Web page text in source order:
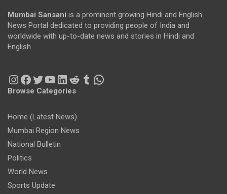
Mumbai Sansani is a prominent growing Hindi and English
News Portal dedicated to providing people of India and
worldwide with up-to-date news and stories in Hindi and
English.
Instagram
Facebook
Twitter
YouTube
LinkedIn
Reddit
Tumblr
WhatsApp
Browse Categories
Home (Latest News)
Mumbai Region News
National Bulletin
Politics
World News
Sports Update